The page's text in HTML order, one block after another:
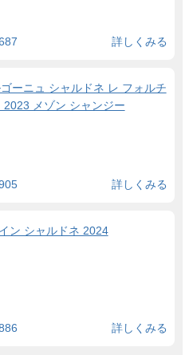
詳しくみる
ーニュ シャルドネ レ フォルチ
2023 メゾン シャンジー
詳しくみる
ン シャルドネ 2024
詳しくみる